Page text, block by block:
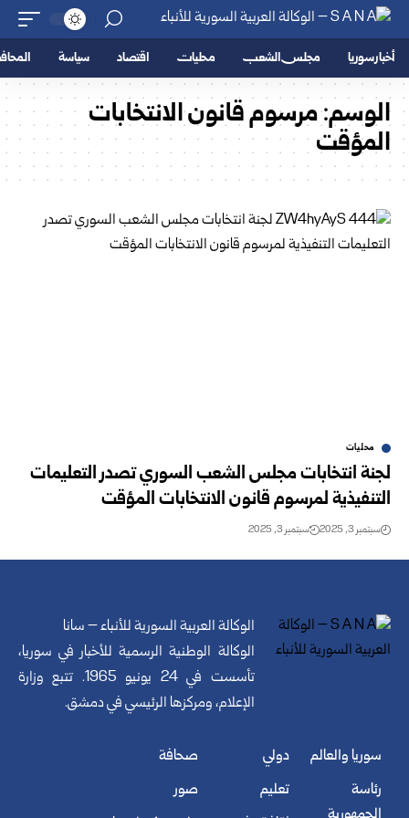
أخبار سوريا مجلس الشعب محليات اقتصاد سياسة
الوسم:مرسوم قانون الانتخابات
المؤقت
محليات
لجنة انتخابات مجلس الشعب السوري تصدر التعليمات
التنفيذية لمرسوم قانون الانتخابات المؤقت
سبتمبر 3, 2025 سبتمبر 3, 2025
الوكالة العربية السورية للأنباء – سانا
الوكالة الوطنية الرسمية للأخبار في سوريا،
تأسست في 24 يونيو 1965. تتبع وزارة
الإعلام، ومركزها الرئيسي في دمشق.
سوريا والعالم
رئاسة
دولي
تعليم
صحافة
صور